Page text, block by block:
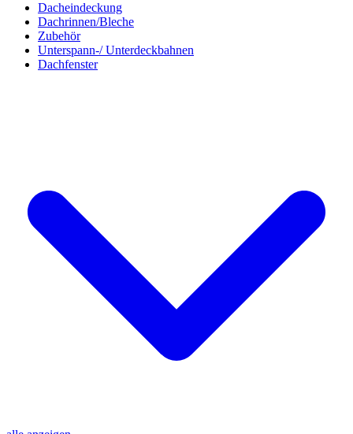
Dacheindeckung
Dachrinnen/Bleche
Zubehör
Unterspann-/ Unterdeckbahnen
Dachfenster